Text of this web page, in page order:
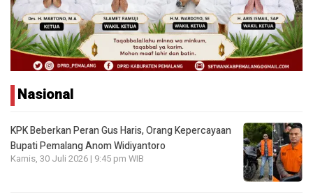
Nasional
KPK Beberkan Peran Gus Haris, Orang Kepercayaan
Bupati Pemalang Anom Widiyantoro
Kamis, 30 Juli 2026 | 9:45 pm WIB